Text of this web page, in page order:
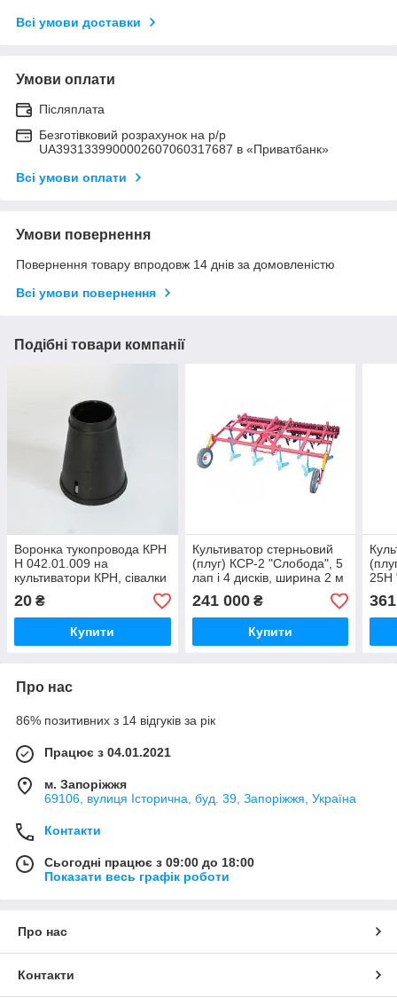
Всі умови доставки
Умови оплати
Післяплата
Безготівковий розрахунок на р/р
UA3931339900002607060317687 в «Приватбанк»
Всі умови оплати
Умови повернення
Повернення товару впродовж 14 днів за домовленістю
Всі умови повернення
Подібні товари компанії
Воронка тукопровода КРН
Н 042.01.009 на
культиватори КРН, сівалки
УПС, СУПН
20 ₴
Купити
Культиватор стерньовий
(плуг) КCР-2 "Слобода", 5
лап і 4 дисків, ширина 2 м
241 000₴
Купити
25Н
Про нас
86% позитивних з 14 відгуків за рік
Працює з 04.01.2021
м. Запоріжжя
69106, вулиця Історична, буд. 39, Запоріжжя, Україна
Контакти
Сьогодні працює з 09:00 до 18:00
Показати весь графік роботи
Про нас
Контакти